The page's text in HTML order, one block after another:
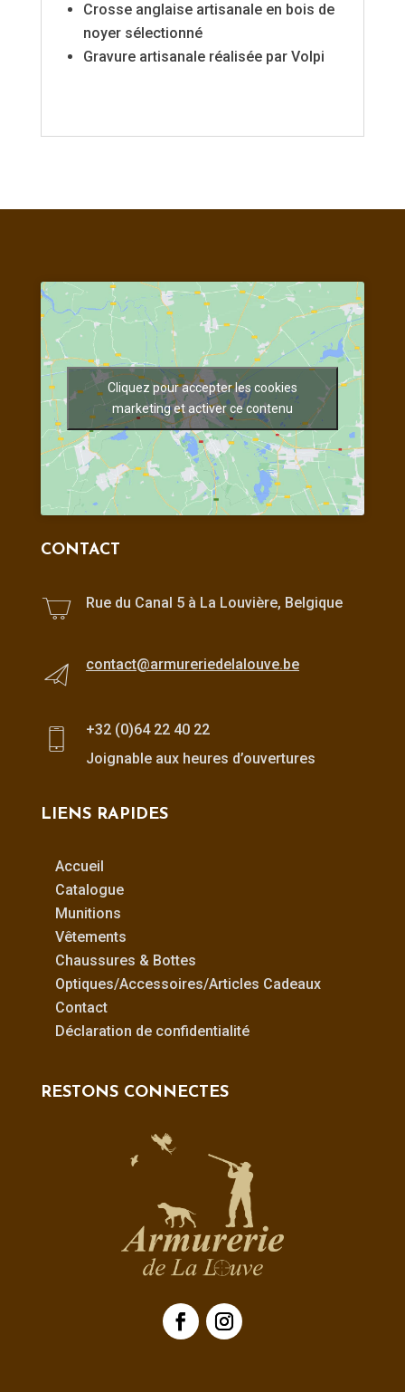
Crosse anglaise artisanale en bois de
noyer sélectionné
Gravure artisanale réalisée par Volpi
Cliquez pour accepter les cookies
marketing et activer ce contenu
CONTACT
Rue du Canal 5 à La Louvière, Belgique
contact@armureriedelalouve.be
+32 (0)64 22 40 22
Joignable aux heures d’ouvertures
LIENS RAPIDES
Accueil
Catalogue
Munitions
Vêtements
Chaussures & Bottes
Optiques/Accessoires/Articles Cadeaux
Contact
Déclaration de confidentialité
RESTONS CONNECTES